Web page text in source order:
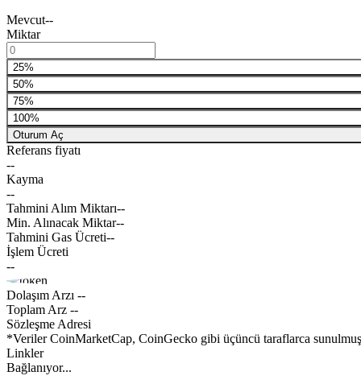
Mevcut--
Miktar
25%
50%
75%
100%
Oturum Aç
Referans fiyatı
--
Kayma
--
Tahmini Alım Miktarı--
Min. Alınacak Miktar--
Tahmini Gas Ücreti--
İşlem Ücreti
--
Dolaşım Arzı --
Toplam Arz --
Sözleşme Adresi
*Veriler CoinMarketCap, CoinGecko gibi üçüncü taraflarca
Linkler
Bağlanıyor...